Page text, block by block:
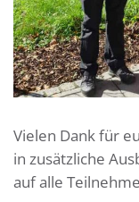
Vielen Dank für
in zusätzliche
auf alle